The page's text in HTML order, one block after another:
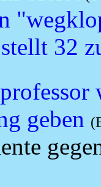
32
geben